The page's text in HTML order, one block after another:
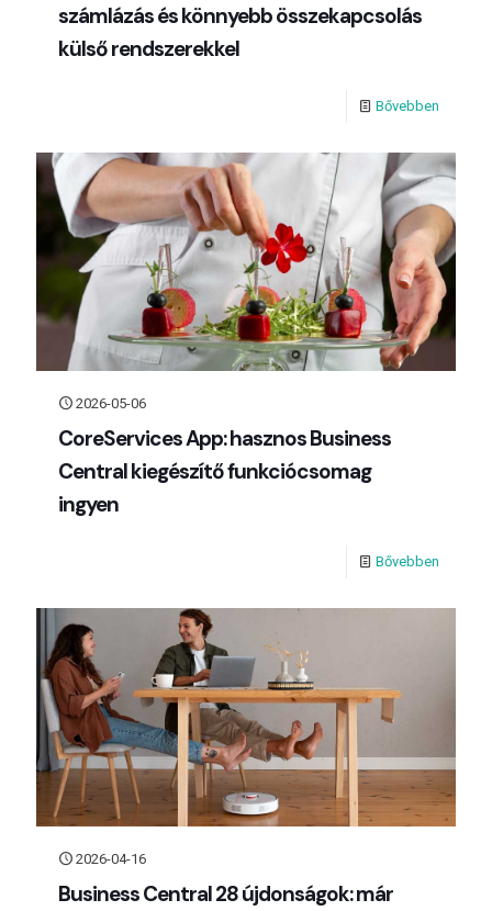
számlázás és könnyebb összekapcsolás
külső rendszerekkel
Bővebben
2026-05-06
CoreServices App: hasznos Business
Central kiegészítő funkciócsomag
ingyen
Bővebben
2026-04-16
Business Central 28 újdonságok: már